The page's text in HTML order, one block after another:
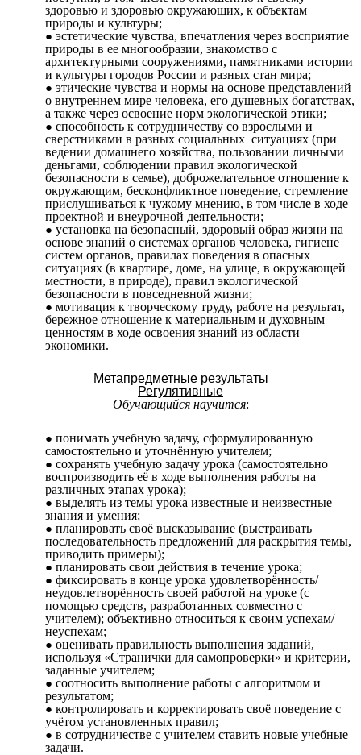
здоровью и здоровью окружающих, к объектам
природы и культуры;
эстетические чувства, впечатления через восприятие
природы в ее многообразии, знакомство с
архитектурными сооружениями, памятниками истории
и культуры городов России и разных стан мира;
этические чувства и нормы на основе представлений
о внутреннем мире человека, его душевных богатствах,
а также через освоение норм экологической этики;
способность к сотрудничеству со взрослыми и
сверстниками в разных социальных ситуациях (при
ведении домашнего хозяйства, пользовании личными
деньгами, соблюдении правил экологической
безопасности в семье), доброжелательное отношение к
окружающим, бесконфликтное поведение, стремление
прислушиваться к чужому мнению, в том числе в ходе
проектной и внеурочной деятельности;
установка на безопасный, здоровый образ жизни на
основе знаний о системах органов человека, гигиене
систем органов, правилах поведения в опасных
ситуациях (в квартире, доме, на улице, в окружающей
местности, в природе), правил экологической
безопасности в повседневной жизни;
мотивация к творческому труду, работе на результат,
бережное отношение к материальным и духовным
ценностям в ходе освоения знаний из области
экономики.
Метапредметные результаты
Регулятивные
Обучающийся научится:
понимать учебную задачу, сформулированную
самостоятельно и уточнённую учителем;
сохранять учебную задачу урока (самостоятельно
воспроизводить её в ходе выполнения работы на
различных этапах урока);
выделять из темы урока известные и неизвестные
знания и умения;
планировать своё высказывание (выстраивать
последовательность предложений для раскрытия темы,
приводить примеры);
планировать свои действия в течение урока;
фиксировать в конце урока удовлетворённость/
неудовлетворённость своей работой на уроке (с
помощью средств, разработанных совместно с
учителем); объективно относиться к своим успехам/
неуспехам;
оценивать правильность выполнения заданий,
используя «Странички для самопроверки» и критерии,
заданные учителем;
соотносить выполнение работы с алгоритмом и
результатом;
контролировать и корректировать своё поведение с
учётом установленных правил;
в сотрудничестве с учителем ставить новые учебные
задачи.